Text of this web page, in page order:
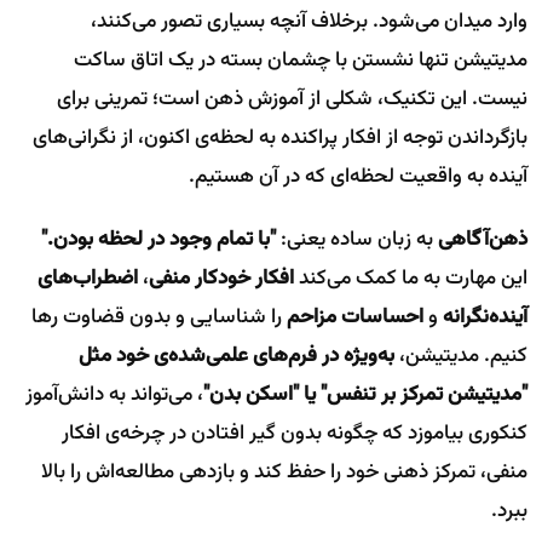
وارد میدان می‌شود. برخلاف آنچه بسیاری تصور می‌کنند،
مدیتیشن تنها نشستن با چشمان بسته در یک اتاق ساکت
نیست. این تکنیک، شکلی از آموزش ذهن است؛ تمرینی برای
بازگرداندن توجه از افکار پراکنده به لحظه‌ی اکنون، از نگرانی‌های
آینده به واقعیت لحظه‌ای که در آن هستیم.
ذهن‌آگاهیبه زبان ساده یعنی:"با تمام وجود در لحظه بودن."
این مهارت به ما کمک می‌کندافکار خودکار منفی،اضطراب‌های
آینده‌نگرانهواحساسات مزاحمرا شناسایی و بدون قضاوت رها
کنیم. مدیتیشن،به‌ویژه در فرم‌های علمی‌شده‌ی خود مثل
"مدیتیشن تمرکز بر تنفس" یا "اسکن بدن"، می‌تواند به دانش‌آموز
کنکوری بیاموزد که چگونه بدون گیر افتادن در چرخه‌ی افکار
منفی، تمرکز ذهنی خود را حفظ کند و بازدهی مطالعه‌اش را بالا
ببرد.